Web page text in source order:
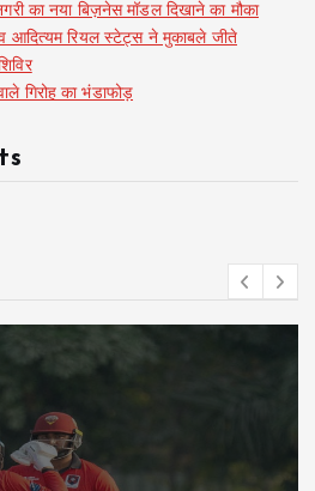
का नया बिज़नेस मॉडल दिखाने का मौका
आदित्यम रियल स्टेट्स ने मुकाबले जीते
गिरोह का भंडाफोड़